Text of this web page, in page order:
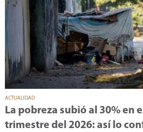
ACTUALIDAD
La pobreza subió al 30% en
trimestre del 2026: así lo